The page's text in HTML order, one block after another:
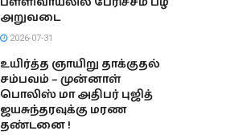
அறுவடை
2026-07-31
உயிர்த்த ஞாயிறு தாக்குதல்
சம்பவம் – முன்னாள்
பொலிஸ் மா அதிபர் புஜித்
ஜயசுந்தரவுக்கு மரண
தண்டனை !